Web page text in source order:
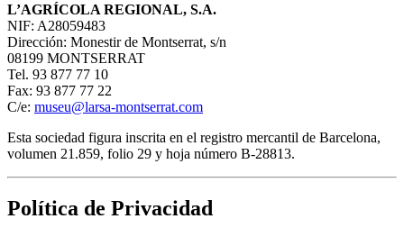
L’AGRÍCOLA REGIONAL, S.A.
NIF: A28059483
Dirección: Monestir de Montserrat, s/n
08199 MONTSERRAT
Tel. 93 877 77 10
Fax: 93 877 77 22
C/e: museu@larsa-montserrat.com
Esta sociedad figura inscrita en el registro mercantil de Barcelona,
volumen 21.859, folio 29 y hoja número B-28813.
Política de Privacidad